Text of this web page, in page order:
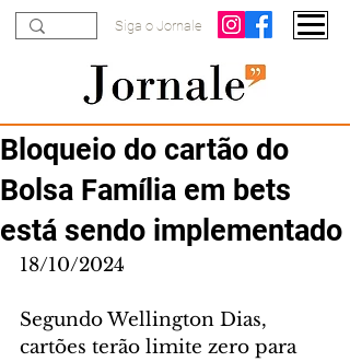
Siga o Jornale
Bloqueio do cartão do
Bolsa Família em bets
está sendo implementado
18/10/2024
Segundo Wellington Dias,
cartões terão limite zero para